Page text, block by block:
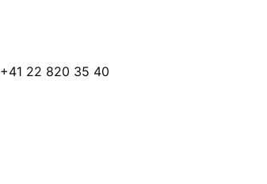
22 820 35 40